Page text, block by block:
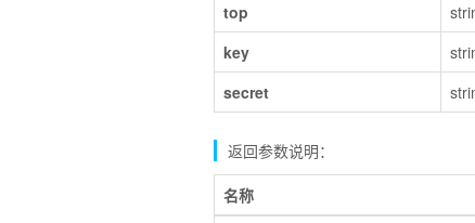
top
key
secret
返回参数说明：
名称